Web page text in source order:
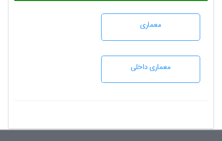
معماری
معماری داخلی